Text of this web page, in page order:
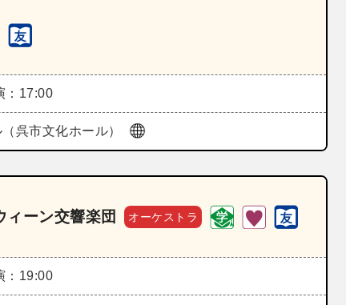
：17:00
呉市文化ホール）
ーン交響楽団 オーケストラ
：19:00